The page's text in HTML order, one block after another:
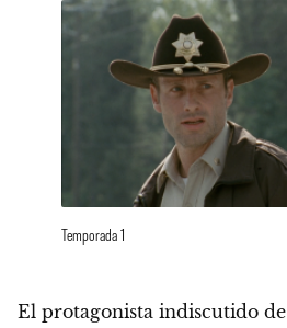
Temporada 1
El protagonista indiscutido de